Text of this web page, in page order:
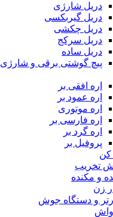
دریل شارژی
دریل گیربکسی
دریل چکشی
دریل سرکج
دریل ساده
پیچ گوشتی برقی و شارژی
اره افقی بر
اره عمود بر
اره موتوری
اره فارسی بر
اره گرد بر
پروفیل بر
کن
تخریب
و مکنده
زن
و دستگاه جوش